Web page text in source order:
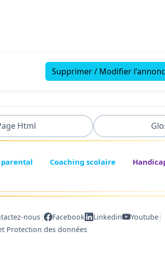
Supprimer / Modifier
Html
Coaching scolaire
nous | Facebook Linkedin Youtube|
Protection des données